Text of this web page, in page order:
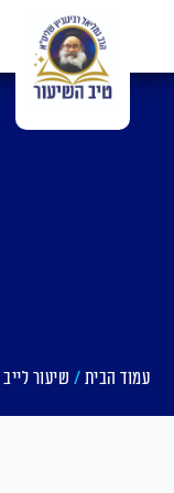
עמוד הבית / שיעור לייב